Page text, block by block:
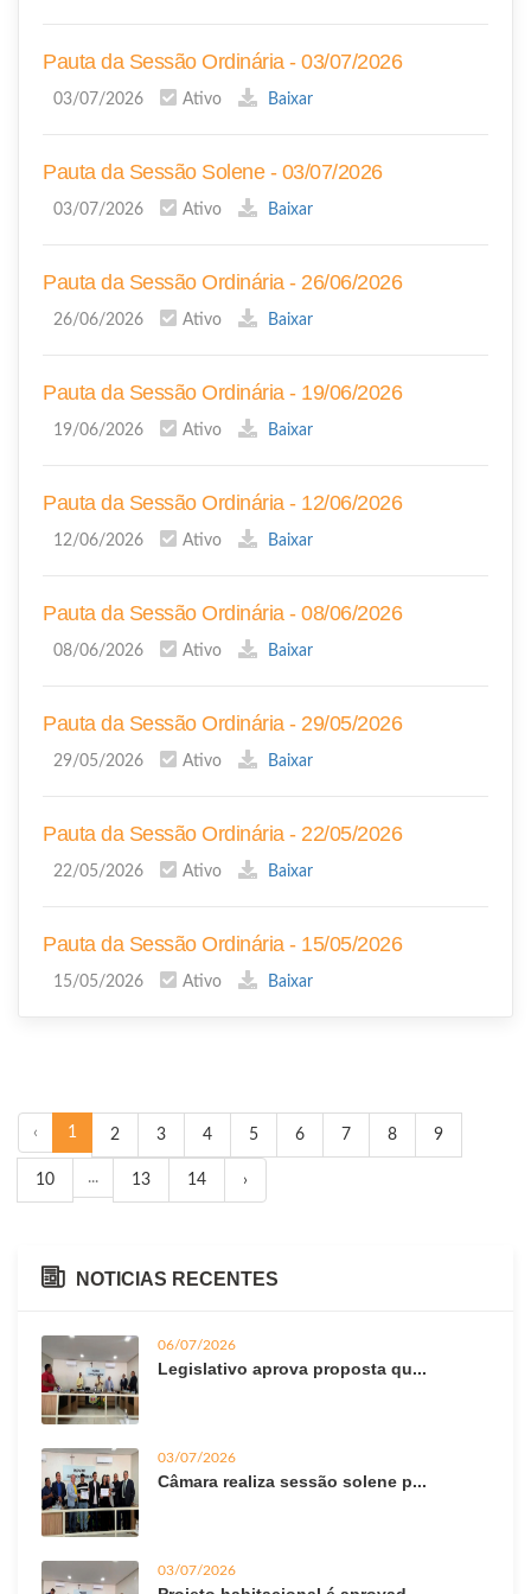
Pauta da Sessão Ordinária - 03/07/2026
03/07/2026 Ativo Baixar
Pauta da Sessão Solene - 03/07/2026
03/07/2026 Ativo Baixar
Pauta da Sessão Ordinária - 26/06/2026
26/06/2026 Ativo Baixar
Pauta da Sessão Ordinária - 19/06/2026
19/06/2026 Ativo Baixar
Pauta da Sessão Ordinária - 12/06/2026
12/06/2026 Ativo Baixar
Pauta da Sessão Ordinária - 08/06/2026
08/06/2026 Ativo Baixar
Pauta da Sessão Ordinária - 29/05/2026
29/05/2026 Ativo Baixar
Pauta da Sessão Ordinária - 22/05/2026
22/05/2026 Ativo Baixar
Pauta da Sessão Ordinária - 15/05/2026
15/05/2026 Ativo Baixar
‹ 1 2 3 4 5 6 7 8 9
10 ... 13 14 ›
NOTICIAS RECENTES
06/07/2026
Legislativo aprova proposta qu...
03/07/2026
Câmara realiza sessão solene p...
03/07/2026